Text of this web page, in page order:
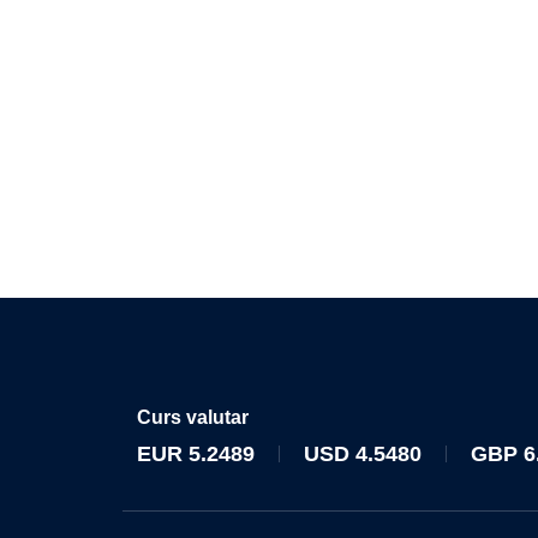
Curs valutar
EUR 5.2489 USD 4.5480 GBP